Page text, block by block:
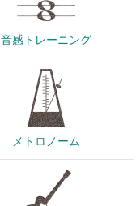
音感トレーニング
メトロノーム